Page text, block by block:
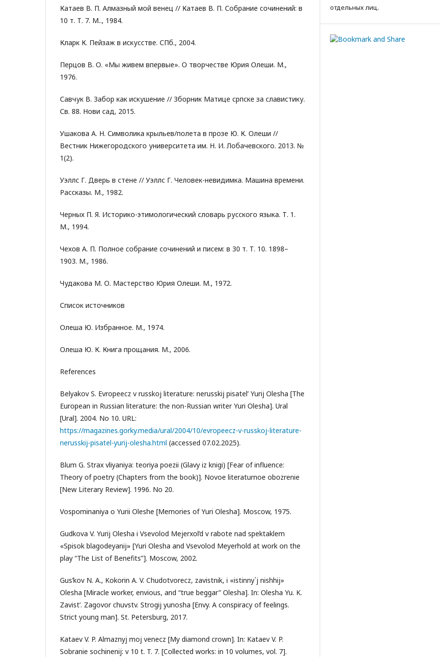
Катаев В. П. Алмазный мой венец // Катаев В. П. Собрание сочинений: в
10 т. Т. 7. М.., 1984.
Кларк К. Пейзаж в искусстве. СПб., 2004.
Перцов В. О. «Мы живем впервые». О творчестве Юрия Олеши. М.,
1976.
Савчук В. Забор как искушение // Зборник Матице српске за славистику.
Св. 88. Нови сад, 2015.
Ушакова А. Н. Символика крыльев/полета в прозе Ю. К. Олеши //
Вестник Нижегородского университета им. Н. И. Лобачевского. 2013. №
1(2).
Уэллс Г. Дверь в стене // Уэллс Г. Человек-невидимка. Машина времени.
Рассказы. М., 1982.
Черных П. Я. Историко-этимологический словарь русского языка. Т. 1.
М., 1994.
Чехов А. П. Полное собрание сочинений и писем: в 30 т. Т. 10. 1898–
1903. М., 1986.
Чудакова М. О. Мастерство Юрия Олеши. М., 1972.
Список источников
Олеша Ю. Избранное. М., 1974.
Олеша Ю. К. Книга прощания. М., 2006.
References
Belyakov S. Evropeecz v russkoj literature: nerusskij pisatel’ Yurij Olesha [The
European in Russian literature: the non-Russian writer Yuri Olesha]. Ural
[Ural]. 2004. No 10. URL:
https://magazines.gorky.media/ural/2004/10/evropeecz-v-russkoj-literature-
nerusskij-pisatel-yurij-olesha.html (accessed 07.02.2025).
Blum G. Strax vliyaniya: teoriya poezii (Glavy iz knigi) [Fear of influence:
Theory of poetry (Chapters from the book)]. Novoe literaturnoe obozrenie
[New Literary Review]. 1996. No 20.
Vospominaniya o Yurii Oleshe [Memories of Yuri Olesha]. Moscow, 1975.
Gudkova V. Yurij Olesha i Vsevolod Mejerxol’d v rabote nad spektaklem
«Spisok blagodeyanij» [Yuri Olesha and Vsevolod Meyerhold at work on the
play “The List of Benefits”]. Moscow, 2002.
Gus’kov N. A., Kokorin A. V. Chudotvorecz, zavistnik, i «istinny`j nishhij»
Olesha [Miracle worker, envious, and “true beggar” Olesha]. In: Olesha Yu. K.
Zavist’. Zagovor chuvstv. Strogij yunosha [Envy. A conspiracy of feelings.
Strict young man]. St. Petersburg, 2017.
Kataev V. P. Almaznyj moj venecz [My diamond crown]. In: Kataev V. P.
Sobranie sochinenij: v 10 t. T. 7. [Collected works: in 10 volumes, vol. 7].
отдельных лиц.